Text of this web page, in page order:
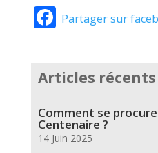
Facebook
Partager sur
Articles récents
Comment se
Centenaire ?
14 Juin 2025